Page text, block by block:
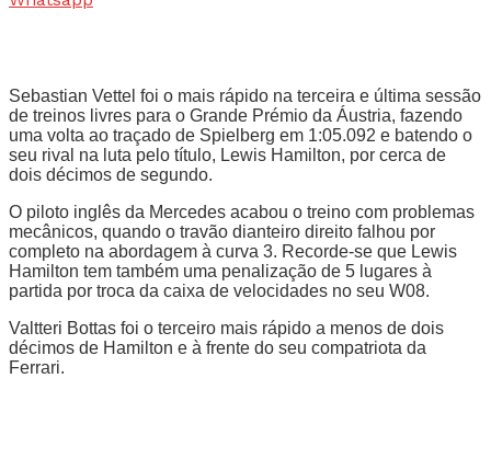
Sebastian Vettel foi o mais rápido na terceira e última sessão
de treinos livres para o Grande Prémio da Áustria, fazendo
uma volta ao traçado de Spielberg em 1:05.092 e batendo o
seu rival na luta pelo título, Lewis Hamilton, por cerca de
dois décimos de segundo.
O piloto inglês da Mercedes acabou o treino com problemas
mecânicos, quando o travão dianteiro direito falhou por
completo na abordagem à curva 3. Recorde-se que Lewis
Hamilton tem também uma penalização de 5 lugares à
partida por troca da caixa de velocidades no seu W08.
Valtteri Bottas foi o terceiro mais rápido a menos de dois
décimos de Hamilton e à frente do seu compatriota da
Ferrari.